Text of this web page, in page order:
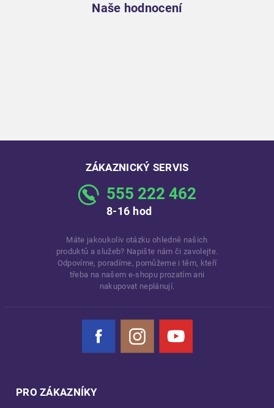
Naše hodnocení
ZÁKAZNICKÝ SERVIS
555 222 462
8-16 hod
Máte jakoukoliv otázku ohledně našich
produktů a služeb? Napište nám či zavolejte.
Odpovíme, poradíme, pomůžeme i těm, kteří
třeba na našem e-shopu prozatím ani
nakupovat neplánují.
Facebook Instagram YouTube
PRO ZÁKAZNÍKY